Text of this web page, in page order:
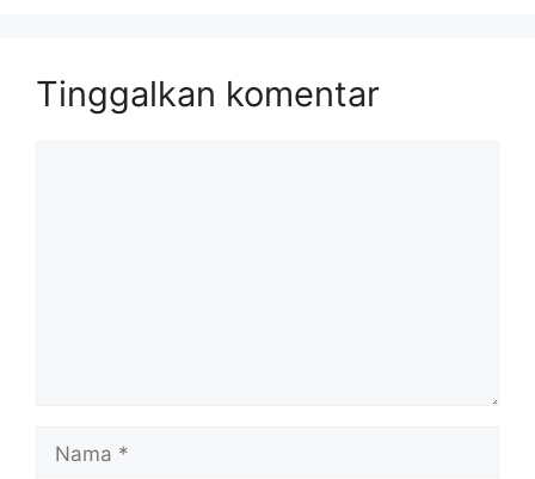
Tinggalkan komentar